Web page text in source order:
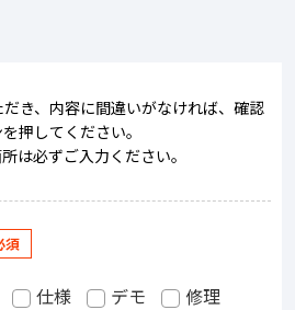
き、内容に間違いがなければ、確認
押してください。
は必ずご入力ください。
仕様 デモ
修理